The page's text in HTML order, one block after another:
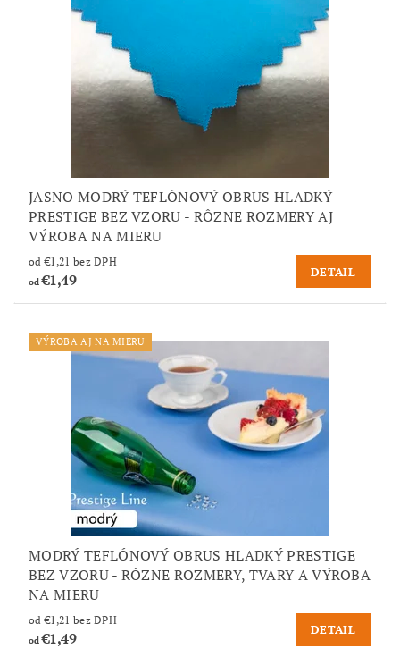
JASNO MODRÝ TEFLÓNOVÝ OBRUS HLADKÝ
PRESTIGE BEZ VZORU - RÔZNE ROZMERY AJ
VÝROBA NA MIERU
od €1,21 bez DPH
od€1,49 DETAIL
VÝROBA AJ NA MIERU
MODRÝ TEFLÓNOVÝ OBRUS HLADKÝ PRESTIGE
BEZ VZORU - RÔZNE ROZMERY, TVARY A VÝROBA
NA MIERU
od €1,21 bez DPH
od€1,49 DETAIL